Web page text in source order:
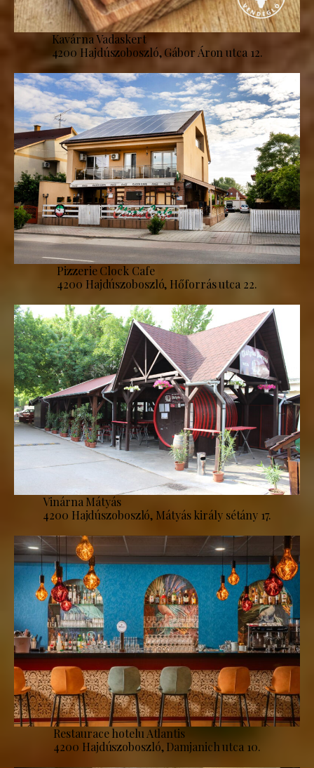
Kavárna Vadaskert
4200 Hajdúszoboszló, Gábor Áron utca 12.
Pizzerie Clock Cafe
4200 Hajdúszoboszló, Hőforrás utca 22.
Vinárna Mátyás
4200 Hajdúszoboszló, Mátyás király sétány 17.
Restaurace hotelu Atlantis
4200 Hajdúszoboszló, Damjanich utca 10.